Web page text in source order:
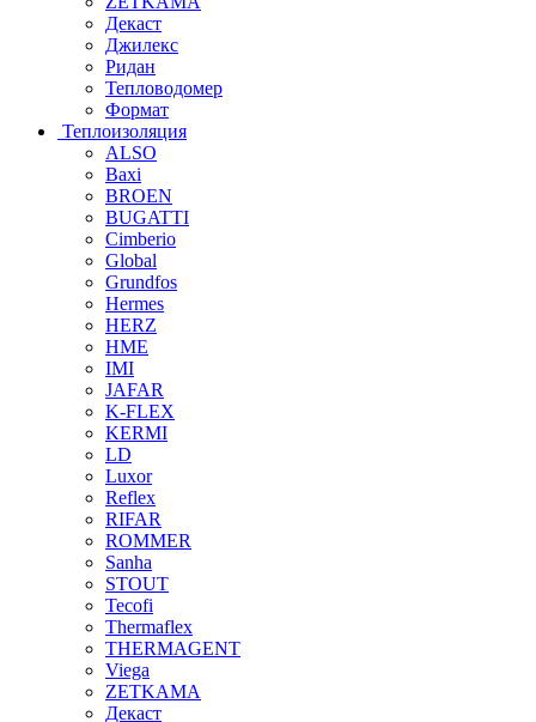
Декаст
Джилекс
Ридан
Тепловодомер
Формат
Теплоизоляция
ALSO
Baxi
BROEN
BUGATTI
Cimberio
Global
Grundfos
Hermes
HERZ
HME
IMI
JAFAR
K-FLEX
KERMI
LD
Luxor
Reflex
RIFAR
ROMMER
Sanha
STOUT
Tecofi
Thermaflex
THERMAGENT
Viega
ZETKAMA
Декаст